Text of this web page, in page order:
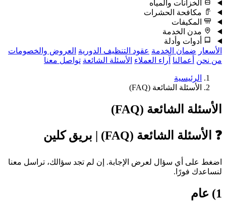
الخزانات والمياه
مكافحة الحشرات
المكيفات
مدن الخدمة
أدوات وأدلة
الأسعار ضمان الخدمة عقود التنظيف الدورية العروض والخصومات
من نحن
أعمالنا آراء العملاء الأسئلة الشائعة تواصل معنا
الرئيسية
الأسئلة الشائعة (FAQ)
الأسئلة الشائعة (FAQ)
❓ الأسئلة الشائعة (FAQ) | بريق كلين
اضغط على أي سؤال لعرض الإجابة. إن لم تجد سؤالك، تراسل معنا
لنساعدك فورًا.
1) عام